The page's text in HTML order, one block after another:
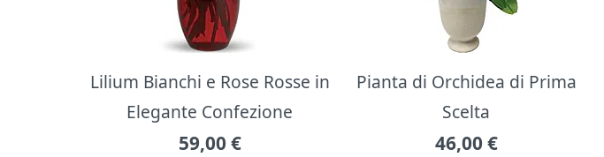
Lilium Bianchi e Rose Rosse in
Elegante Confezione
59,00 €
Pianta di Orchidea di Prima
Scelta
46,00 €